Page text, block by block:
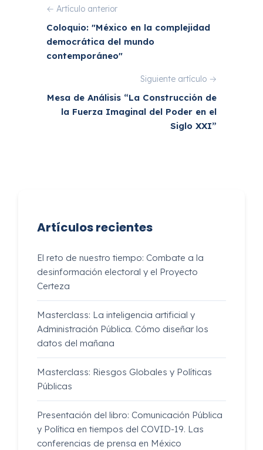
← Artículo anterior
Coloquio: "México en la complejidad
democrática del mundo
contemporáneo"
Siguiente artículo →
Mesa de Análisis “La Construcción de
la Fuerza Imaginal del Poder en el
Siglo XXI”
Artículos recientes
El reto de nuestro tiempo: Combate a la
desinformación electoral y el Proyecto
Certeza
Masterclass: La inteligencia artificial y
Administración Pública. Cómo diseñar los
datos del mañana
Masterclass: Riesgos Globales y Políticas
Públicas
Presentación del libro: Comunicación Pública
y Política en tiempos del COVID-19. Las
conferencias de prensa en México